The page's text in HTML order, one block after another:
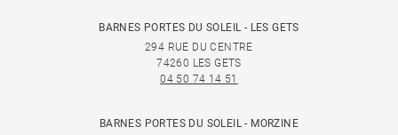
BARNES PORTES DU SOLEIL - LES GETS
294 RUE DU CENTRE
74260 LES GETS
04 50 74 14 51
BARNES PORTES DU SOLEIL - MORZINE